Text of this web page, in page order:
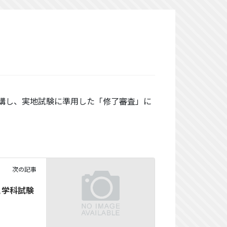
し、実地試験に準用した「修了審査」に
次の記事
科試験